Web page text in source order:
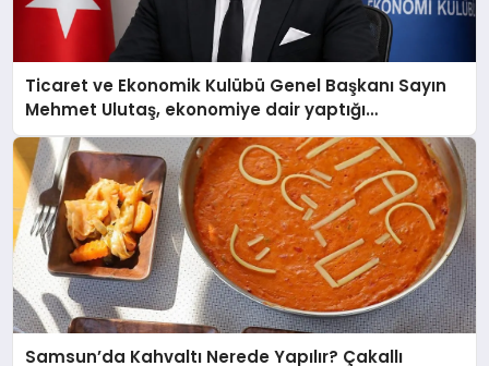
Ticaret ve Ekonomik Kulübü Genel Başkanı Sayın
Mehmet Ulutaş, ekonomiye dair yaptığı
açıklamada şunları kaydetti:
Samsun’da Kahvaltı Nerede Yapılır? Çakallı